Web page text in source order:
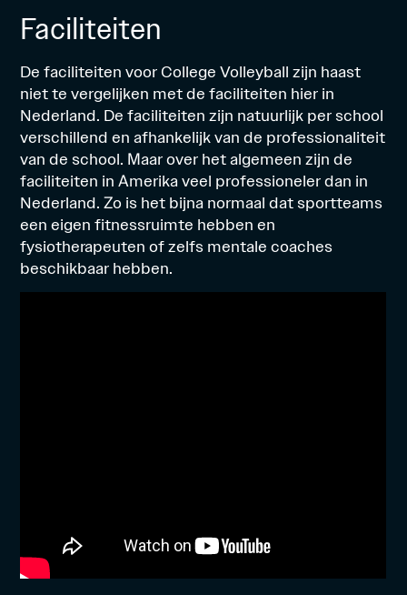
Faciliteiten
De faciliteiten voor College Volleyball zijn haast
niet te vergelijken met de faciliteiten hier in
Nederland. De faciliteiten zijn natuurlijk per school
verschillend en afhankelijk van de professionaliteit
van de school. Maar over het algemeen zijn de
faciliteiten in Amerika veel professioneler dan in
Nederland. Zo is het bijna normaal dat sportteams
een eigen fitnessruimte hebben en
fysiotherapeuten of zelfs mentale coaches
beschikbaar hebben.